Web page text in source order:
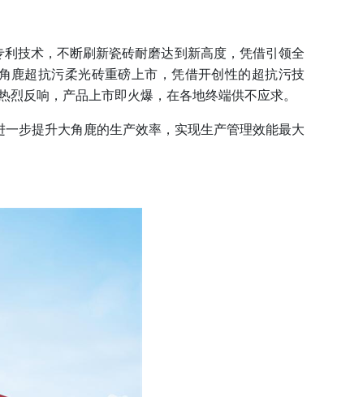
技术，不断刷新瓷砖耐磨达到新高度，凭借引领全
鹿超抗污柔光砖重磅上市，凭借开创性的超抗污技
反响，产品上市即火爆，在各地终端供不应求。
步提升大角鹿的生产效率，实现生产管理效能最大